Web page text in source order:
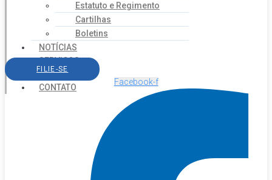
Estatuto e Regimento
Cartilhas
Boletins
NOTÍCIAS
SERVIÇOS
AGENDA
CONTATO
FILIE-SE
Facebook-f